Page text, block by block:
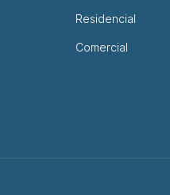
Residencial
Comercial